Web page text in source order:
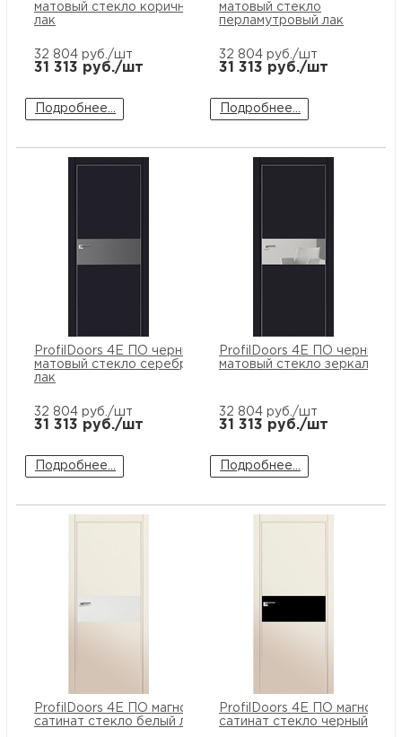
матовый стекло коричневый
лак
32 804 руб./шт
31 313 руб./шт
Подробнее...
матовый стекло
перламутровый лак
32 804 руб./шт
31 313 руб./шт
Подробнее...
ProfilDoors 4E ПО черный
матовый стекло серебряный
лак
32 804 руб./шт
31 313 руб./шт
Подробнее...
ProfilDoors 4E ПО черный
матовый стекло зеркало
32 804 руб./шт
31 313 руб./шт
Подробнее...
ProfilDoors 4E ПО магнолия
сатинат стекло белый лак
ProfilDoors 4E ПО магнолия
сатинат стекло черный лак